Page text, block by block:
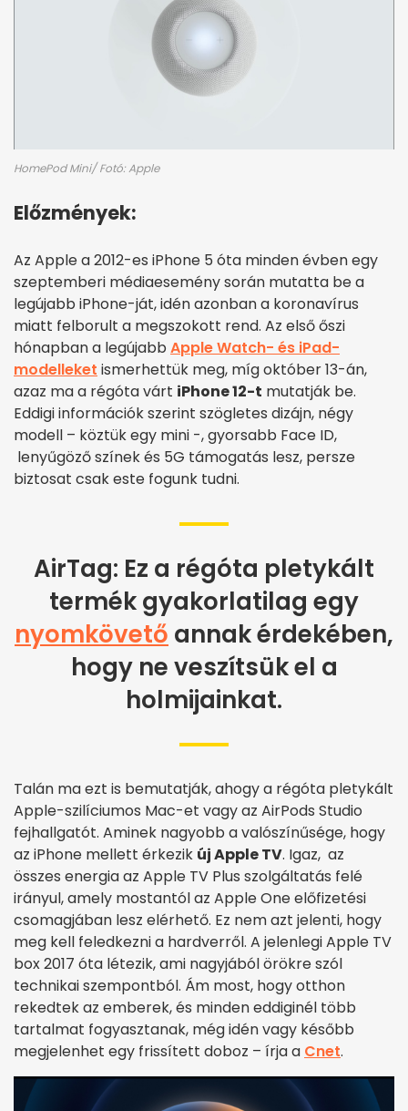
HomePod Mini/ Fotó: Apple
Előzmények:
Az Apple a 2012-es iPhone 5 óta minden évben egy
szeptemberi médiaesemény során mutatta be a
legújabb iPhone-ját, idén azonban a koronavírus
miatt felborult a megszokott rend. Az első őszi
hónapban a legújabb Apple Watch- és iPad-
modelleket ismerhettük meg, míg október 13-án,
azaz ma a régóta várt iPhone 12-t mutatják be.
Eddigi információk szerint szögletes dizájn, négy
modell – köztük egy mini -, gyorsabb Face ID,
lenyűgöző színek és 5G támogatás lesz, persze
biztosat csak este fogunk tudni.
AirTag: Ez a régóta pletykált
termék gyakorlatilag egy
nyomkövető annak érdekében,
hogy ne veszítsük el a
holmijainkat.
Talán ma ezt is bemutatják, ahogy a régóta pletykált
Apple-szilíciumos Mac-et vagy az AirPods Studio
fejhallgatót. Aminek nagyobb a valószínűsége, hogy
az iPhone mellett érkezik új Apple TV. Igaz, az
összes energia az Apple TV Plus szolgáltatás felé
irányul, amely mostantól az Apple One előfizetési
csomagjában lesz elérhető. Ez nem azt jelenti, hogy
meg kell feledkezni a hardverről. A jelenlegi Apple TV
box 2017 óta létezik, ami nagyjából örökre szól
technikai szempontból. Ám most, hogy otthon
rekedtek az emberek, és minden eddiginél több
tartalmat fogyasztanak, még idén vagy később
megjelenhet egy frissített doboz – írja a Cnet.